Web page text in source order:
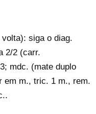
siga o diag.
2/2 (carr.
mdc. (mate duplo
em m., tric. 1 m., rem.